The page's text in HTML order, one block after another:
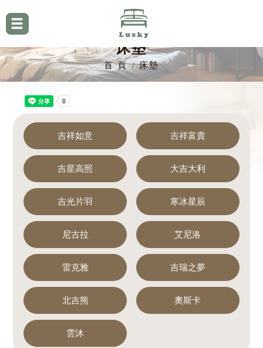
床墊
首 頁 床墊
吉祥如意 吉祥富貴
吉星高照 大吉大利
吉光片羽 寒冰星辰
尼古拉 艾尼洛
雷克雅 吉瑞之夢
北吉熊 奧斯卡
雲沐